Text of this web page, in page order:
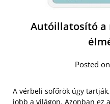
Autóillatosító a
Posted
A vérbeli sofőrök úgy
jobb a világon. Azonban ez